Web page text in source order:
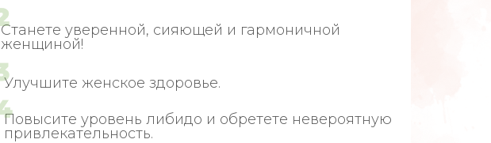
Станете уверенной, сияющей и гармоничной
женщиной!
Улучшите женское здоровье.
Повысите уровень либидо и обретете невероятную
привлекательность.